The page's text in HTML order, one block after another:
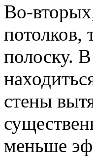
Во-
потолков,
полоску.
стены
меньше